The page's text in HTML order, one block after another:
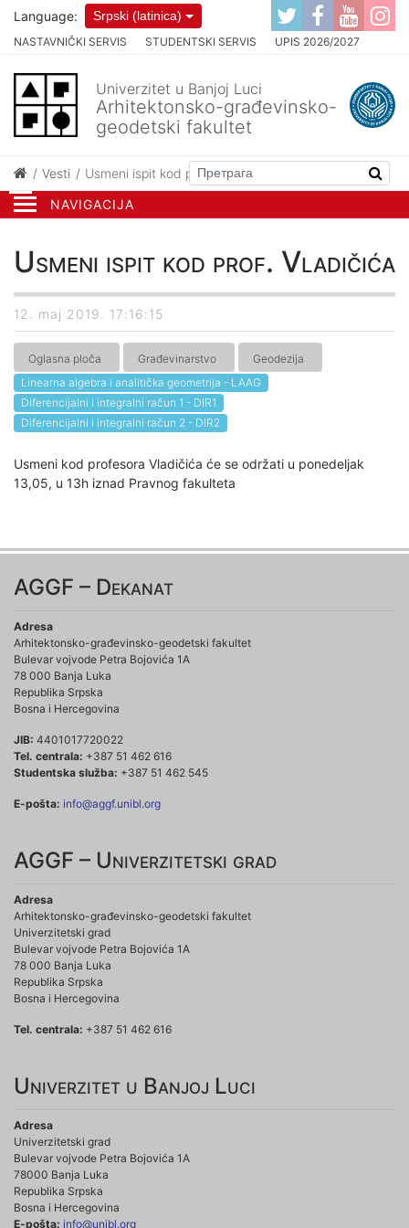
NAVIGACIJA
NASTAVNIČKI SERVIS STUDENTSKI SERVIS UPIS 2026/2027
Language: Srpski (latinica)
Univerzitet u Banjoj Luci
Arhitektonsko-građevinsko-
geodetski fakultet
Vesti Usmeni ispit kod prof. Vladičića
Usmeni ispit kod prof. Vladičića
12. maj 2019. 17:16:15
Oglasna ploča Građevinarstvo
Geodezija
Linearna algebra i analitička geometrija - LAAG
Diferencijalni i integralni račun 1 - DIR1
Diferencijalni i integralni račun 2 - DIR2
Usmeni kod profesora Vladičića će se održati u ponedeljak
13,05, u 13h iznad Pravnog fakulteta
AGGF – Dekanat
Adresa
Arhitektonsko-građevinsko-geodetski fakultet
Bulevar vojvode Petra Bojovića 1A
78 000 Banja Luka
Republika Srpska
Bosna i Hercegovina
JIB: 4401017720022
Tel. centrala: +387 51 462 616
Studentska služba: +387 51 462 545
E-pošta: info@aggf.unibl.org
AGGF – Univerzitetski grad
Adresa
Arhitektonsko-građevinsko-geodetski fakultet
Univerzitetski grad
Bulevar vojvode Petra Bojovića 1A
78 000 Banja Luka
Republika Srpska
Bosna i Hercegovina
Tel. centrala: +387 51 462 616
Univerzitet u Banjoj Luci
Adresa
Univerzitetski grad
Bulevar vojvode Petra Bojovića 1A
78000 Banja Luka
Republika Srpska
Bosna i Hercegovina
E-pošta: info@unibl.org